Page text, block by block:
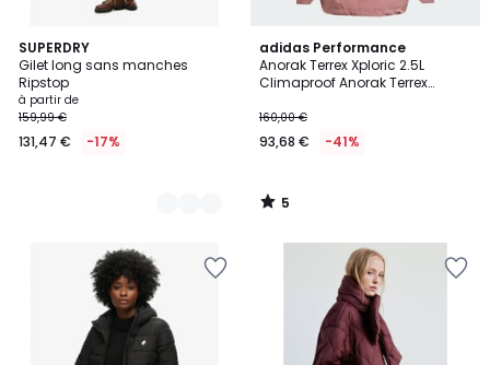
SUPERDRY
Gilet long sans manches
Ripstop
à partir de
159,99 €
131,47 € -17%
2
Couleurs
adidas Performance
Anorak Terrex Xploric 2.5L
Climaproof Anorak Terrex
160,00 €
93,68 € -41%
5
/
5
5
/